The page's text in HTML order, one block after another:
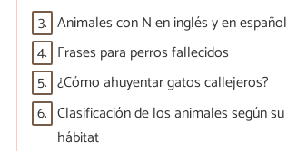
3. Animales con N en inglés y en español
4. Frases para perros fallecidos
5. ¿Cómo ahuyentar gatos callejeros?
6. Clasificación de los animales según su
hábitat